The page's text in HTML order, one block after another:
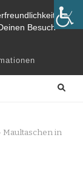
Besuch
Maultaschen in